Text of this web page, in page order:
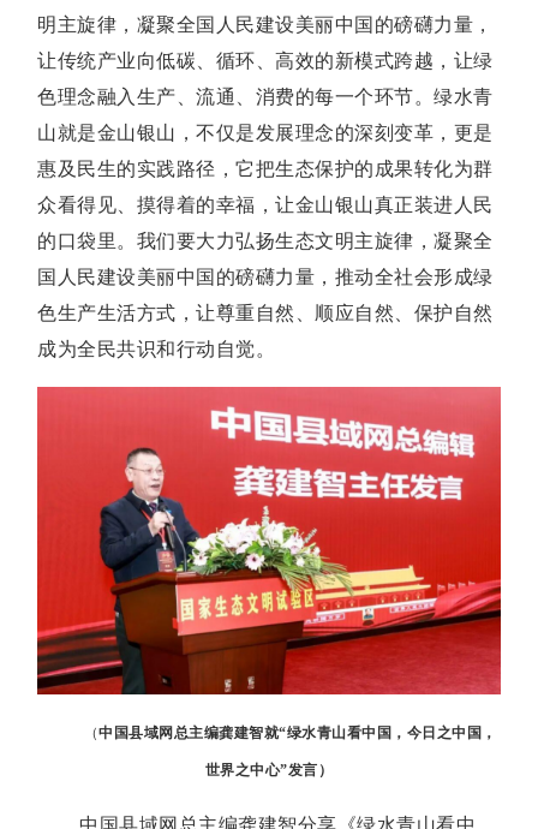
明主旋律，凝聚全国人民建设美丽中国的磅礴力量，
让传统产业向低碳、循环、高效的新模式跨越，让绿
色理念融入生产、流通、消费的每一个环节。绿水青
山就是金山银山，不仅是发展理念的深刻变革，更是
惠及民生的实践路径，它把生态保护的成果转化为群
众看得见、摸得着的幸福，让金山银山真正装进人民
的口袋里。我们要大力弘扬生态文明主旋律，凝聚全
国人民建设美丽中国的磅礴力量，推动全社会形成绿
色生产生活方式，让尊重自然、顺应自然、保护自然
成为全民共识和行动自觉。
（中国县域网总主编龚建智就“绿水青山看中国，今日之中国，
世界之中心”发言 ）
中国县域网总主编龚建智分享《绿水青山看中